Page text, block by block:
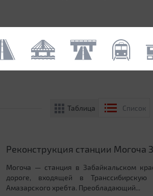
Таблица Список
Реконструкция станции Могоча
Могоча — станция в Забайкальском
дороге, входящей в
Амазарского хребта. Преобладающий...